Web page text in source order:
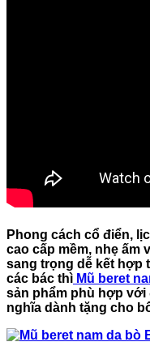
Phong cách cổ điển,
cao cấp mềm, nhẹ ấm
sang trọng dễ kết hợp
các bác thì Mũ beret
sản phẩm phù hợp
nghĩa dành tặng cho